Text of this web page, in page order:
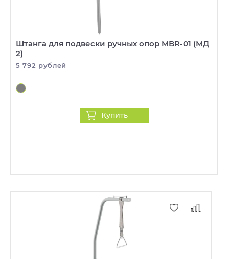
Штанга для подвески ручных опор MBR-01 (МД
2)
5 792 рублей
Купить